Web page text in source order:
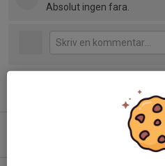
Absolut ingen fara.
Sommaravslutning